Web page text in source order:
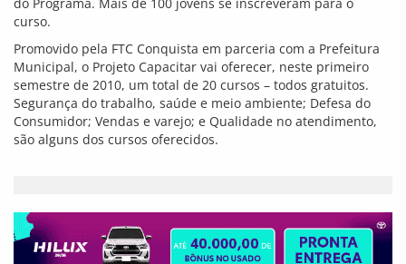
curso.
Promovido pela FTC Conquista em parceria com a Prefeitura
Municipal, o Projeto Capacitar vai oferecer, neste primeiro
semestre de 2010, um total de 20 cursos – todos gratuitos.
Segurança do trabalho, saúde e meio ambiente; Defesa do
Consumidor; Vendas e varejo; e Qualidade no atendimento,
são alguns dos cursos oferecidos.